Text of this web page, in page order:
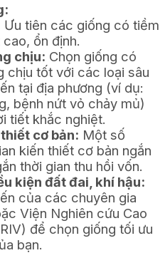
Ưu tiên các giống có tiềm
ổn định.
chịu: Chọn giống có
chịu tốt với các loại sâu
tại địa phương (ví dụ:
bệnh nứt vỏ chảy mủ)
tiết khắc nghiệt.
cơ bản: Một số
kiến thiết cơ bản ngắn
thời gian thu hồi vốn.
kiện đất đai, khí hậu:
của các chuyên gia
Viện Nghiên cứu Cao
để chọn giống tối ưu
bạn.